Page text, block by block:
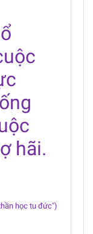
hãi.
học tu đức")